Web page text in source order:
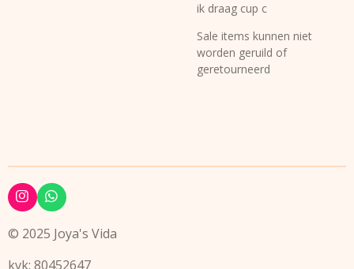
ik draag cup c
Sale items kunnen niet
worden geruild of
geretourneerd
I
n
s
t
g
W
h
a
t
A
© 2025 Joya's Vida
kvk: 80452647